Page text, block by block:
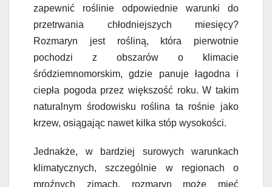
zapewnić roślinie odpowiednie warunki do
przetrwania chłodniejszych miesięcy?
Rozmaryn jest rośliną, która pierwotnie
pochodzi z obszarów o klimacie
śródziemnomorskim, gdzie panuje łagodna i
ciepła pogoda przez większość roku. W takim
naturalnym środowisku roślina ta rośnie jako
krzew, osiągając nawet kilka stóp wysokości.
Jednakże, w bardziej surowych warunkach
klimatycznych, szczególnie w regionach o
mroźnych zimach, rozmaryn może mieć